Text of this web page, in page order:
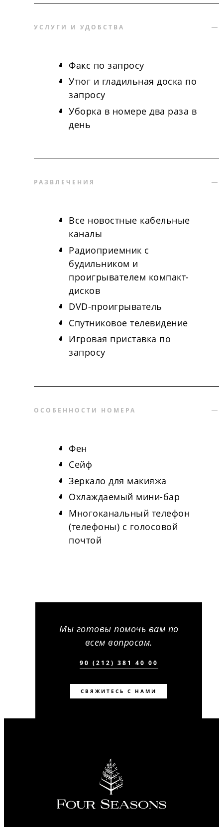
УСЛУГИ И УДОБСТВА
Факс по запросу
Утюг и гладильная доска по
запросу
Уборка в номере два раза в
день
РАЗВЛЕЧЕНИЯ
Все новостные кабельные
каналы
Радиоприемник с
будильником и
проигрывателем компакт-
дисков
DVD-проигрыватель
Спутниковое телевидение
Игровая приставка по
запросу
ОСОБЕННОСТИ НОМЕРА
Фен
Сейф
Зеркало для макияжа
Охлаждаемый мини-бар
Многоканальный телефон
(телефоны) с голосовой
почтой
Мы готовы помочь вам по
всем вопросам.
90 (212) 381 40 00
СВЯЖИТЕСЬ С НАМИ